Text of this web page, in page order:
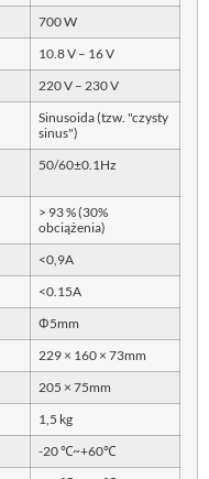
700 W
10.8 V – 16 V
220 V – 230 V
Sinusoida (tzw. "czysty
sinus")
50/60±0.1Hz
> 93 % (30%
obciążenia)
<0,9A
<0.15A
Φ5mm
229 × 160 × 73mm
205 × 75mm
1,5 kg
-20 ℃~+60℃